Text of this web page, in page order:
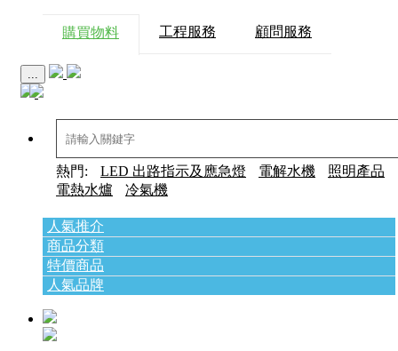
購買物料 工程服務 顧問服務
...
熱門: LED 出路指示及應急燈 電解水機
照明產品
電熱水爐
冷氣機
人氣推介
商品分類
特價商品
人氣品牌